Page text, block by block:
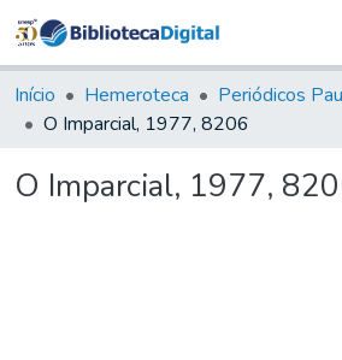
&
Coleções
Tudo na
Digital
Início Hemeroteca Periódicos
O Imparcial, 1977, 8206
O Imparcial, 1977,